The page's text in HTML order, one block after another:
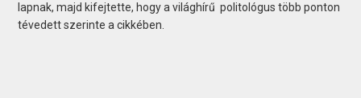
lapnak, majd kifejtette, hogy a világhírű politológus több ponton
tévedett szerinte a cikkében.